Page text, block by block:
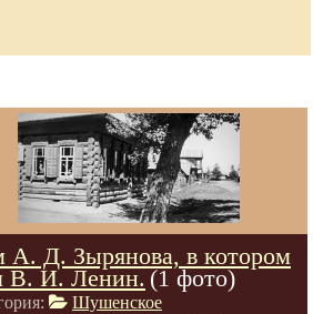
А. Д. Зырянова, в котором
В. И. Ленин.(1 фото)
Шушенское